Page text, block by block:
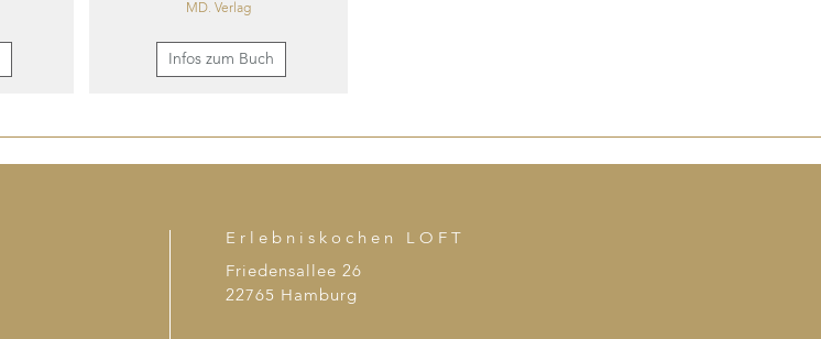
MD. Verlag
Infos zum Buch
Erlebniskochen LOFT
Friedensallee 26
22765 Hamburg